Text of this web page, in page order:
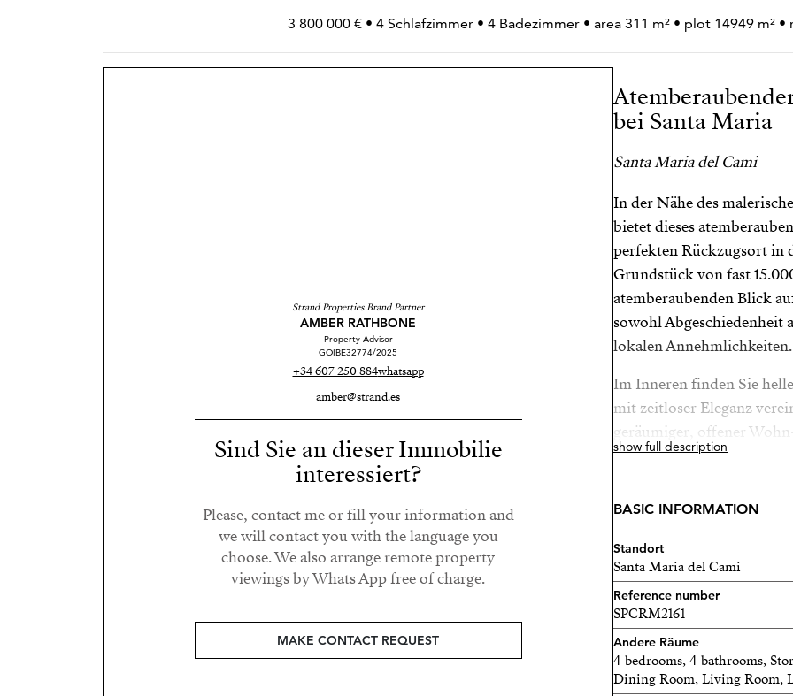
3 800 000 € • 4 Schlafzimmer • 4 Badezimmer • area 311 m² • plot 14949 m² •
Strand Properties Brand Partner
AMBER RATHBONE
Property Advisor
GOIBE32774/2025
+34 607 250 884whatsapp
amber@strand.es
Sind Sie an dieser Immobilie
interessiert?
Please, contact me or fill your information and
we will contact you with the language you
choose. We also arrange remote property
viewings by Whats App free of charge.
MAKE CONTACT REQUEST
bei Santa Maria
Santa Maria del Cami
In der Nähe des
bietet dieses
perfekten Rückzugsort in
Grundstück von fast
atemberaubenden Blick
sowohl Abgeschiedenheit
lokalen Annehmlichkeiten.
Im Inneren finden Sie
mit zeitloser Eleganz
geräumiger, offener
Terrasse übergeht, die
eine zentrale Kochinsel
direktem Zugang zur
perfekt für Gäste.
Im Obergeschoss
eine großzügige Master-
einen spektakulären
im Obergeschoss verfügt
show full description
BASIC INFORMATION
Standort
Santa Maria del Cami
Reference number
SPCRM2161
Andere Räume
4 bedrooms, 4 bathrooms,
Dining Room, Living Room,